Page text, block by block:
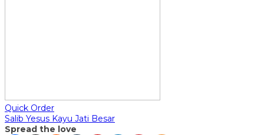
Quick Order
Salib Yesus Kayu Jati Besar
Spread the love